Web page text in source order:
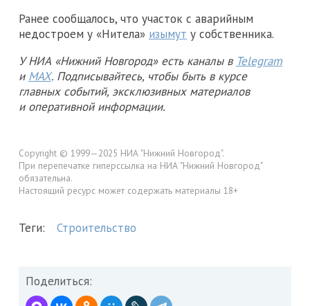
Ранее сообщалось, что участок с аварийным
недостроем у «Нитела» изымут у собственника.
У НИА «Нижний Новгород» есть каналы в Telegram
и MAX. Подписывайтесь, чтобы быть в курсе
главных событий, эксклюзивных материалов
и оперативной информации.
Copyright © 1999—2025 НИА "Нижний Новгород".
При перепечатке гиперссылка на НИА "Нижний Новгород"
обязательна.
Настоящий ресурс может содержать материалы 18+
Теги: Строительство
Поделиться: